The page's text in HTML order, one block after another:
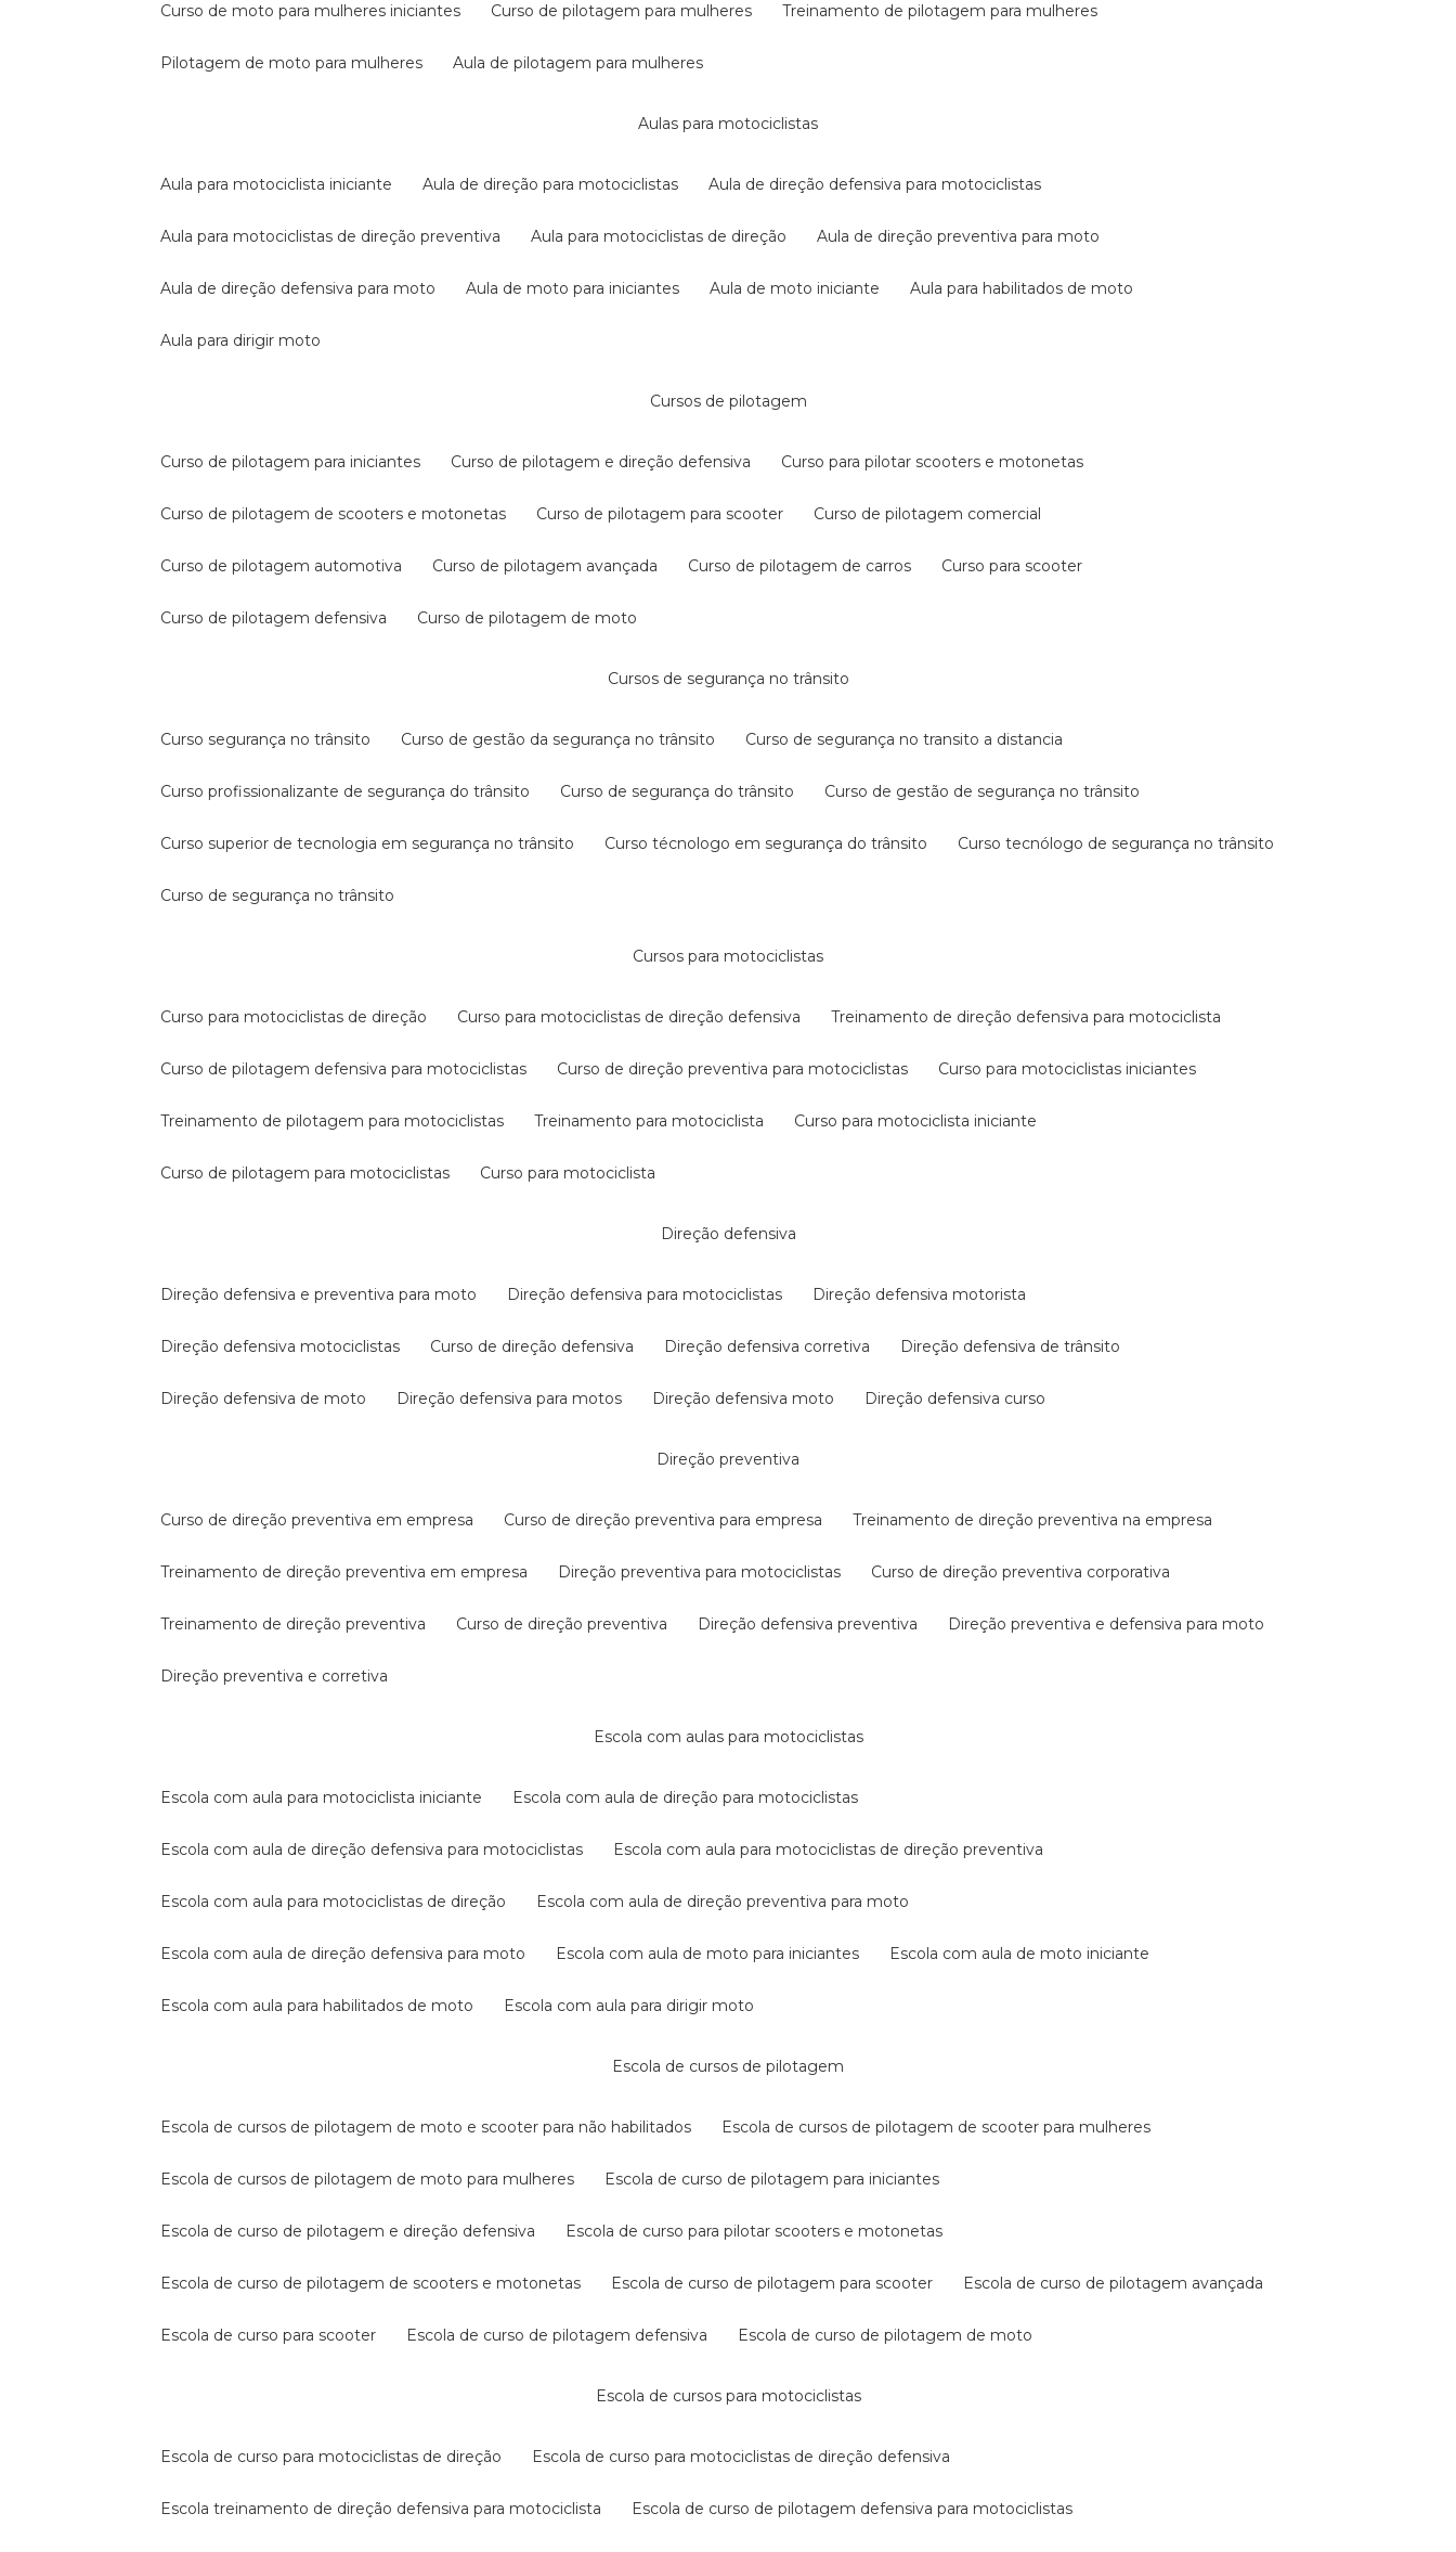
curso de moto para mulheres iniciantes curso de pilotagem para mulheres treinamento de pilotagem para mulheres
pilotagem de moto para mulheres aula de pilotagem para mulheres
aulas para motociclistas
aula para motociclista iniciante aula de direção para motociclistas aula de direção defensiva para motociclistas
aula para motociclistas de direção preventiva aula para motociclistas de direção aula de direção preventiva para moto
aula de direção defensiva para moto aula de moto para iniciantes aula de moto iniciante aula para habilitados de moto
aula para dirigir moto
cursos de pilotagem
curso de pilotagem para iniciantes curso de pilotagem e direção defensiva curso para pilotar scooters e motonetas
curso de pilotagem de scooters e motonetas curso de pilotagem para scooter curso de pilotagem comercial
curso de pilotagem automotiva curso de pilotagem avançada curso de pilotagem de carros curso para scooter
curso de pilotagem defensiva curso de pilotagem de moto
cursos de segurança no trânsito
curso segurança no trânsito curso de gestão da segurança no trânsito curso de segurança no transito a distancia
curso profissionalizante de segurança do trânsito curso de segurança do trânsito curso de gestão de segurança no trânsito
curso superior de tecnologia em segurança no trânsito curso técnologo em segurança do trânsito curso tecnólogo de segurança no trânsito
curso de segurança no trânsito
cursos para motociclistas
curso para motociclistas de direção curso para motociclistas de direção defensiva treinamento de direção defensiva para motociclista
curso de pilotagem defensiva para motociclistas curso de direção preventiva para motociclistas curso para motociclistas iniciantes
treinamento de pilotagem para motociclistas treinamento para motociclista curso para motociclista iniciante
curso de pilotagem para motociclistas curso para motociclista
direção defensiva
direção defensiva e preventiva para moto direção defensiva para motociclistas direção defensiva motorista
direção defensiva motociclistas curso de direção defensiva direção defensiva corretiva direção defensiva de trânsito
direção defensiva de moto direção defensiva para motos direção defensiva moto direção defensiva curso
direção preventiva
curso de direção preventiva em empresa curso de direção preventiva para empresa treinamento de direção preventiva na empresa
treinamento de direção preventiva em empresa direção preventiva para motociclistas curso de direção preventiva corporativa
treinamento de direção preventiva curso de direção preventiva direção defensiva preventiva direção preventiva e defensiva para moto
direção preventiva e corretiva
escola com aulas para motociclistas
escola com aula para motociclista iniciante escola com aula de direção para motociclistas
escola com aula de direção defensiva para motociclistas escola com aula para motociclistas de direção preventiva
escola com aula para motociclistas de direção escola com aula de direção preventiva para moto
escola com aula de direção defensiva para moto escola com aula de moto para iniciantes escola com aula de moto iniciante
escola com aula para habilitados de moto escola com aula para dirigir moto
escola de cursos de pilotagem
escola de cursos de pilotagem de moto e scooter para não habilitados escola de cursos de pilotagem de scooter para mulheres
escola de cursos de pilotagem de moto para mulheres escola de curso de pilotagem para iniciantes
escola de curso de pilotagem e direção defensiva escola de curso para pilotar scooters e motonetas
escola de curso de pilotagem de scooters e motonetas escola de curso de pilotagem para scooter escola de curso de pilotagem avançada
escola de curso para scooter escola de curso de pilotagem defensiva escola de curso de pilotagem de moto
escola de cursos para motociclistas
escola de curso para motociclistas de direção escola de curso para motociclistas de direção defensiva
escola treinamento de direção defensiva para motociclista escola de curso de pilotagem defensiva para motociclistas